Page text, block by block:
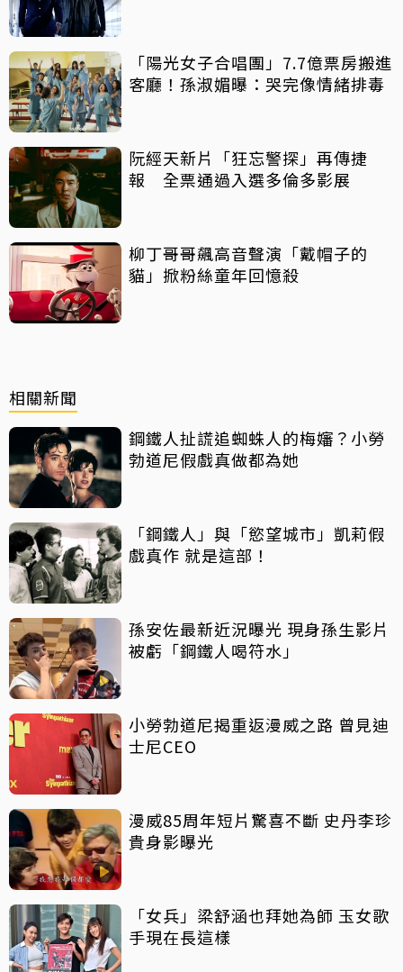
「陽光女子合唱團」7.7億票房搬進
客廳！孫淑媚曝：哭完像情緒排毒
阮經天新片「狂忘警探」再傳捷
報 全票通過入選多倫多影展
柳丁哥哥飆高音聲演「戴帽子的
貓」掀粉絲童年回憶殺
相關新聞
鋼鐵人扯謊追蜘蛛人的梅嬸？小勞
勃道尼假戲真做都為她
「鋼鐵人」與「慾望城市」凱莉假
戲真作 就是這部！
孫安佐最新近況曝光 現身孫生影片
被虧「鋼鐵人喝符水」
小勞勃道尼揭重返漫威之路 曾見迪
士尼CEO
漫威85周年短片驚喜不斷 史丹李珍
貴身影曝光
「女兵」梁舒涵也拜她為師 玉女歌
手現在長這樣